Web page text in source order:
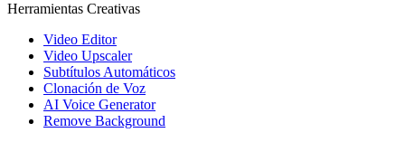
Herramientas Creativas
Video Editor
Video Upscaler
Subtítulos Automáticos
Clonación de Voz
AI Voice Generator
Remove Background